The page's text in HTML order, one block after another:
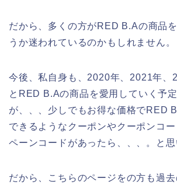
だから、多くの方がRED B.Aの商品
うか迷われているのかもしれません。
今後、私自身も、2020年、2021年、
とRED B.Aの商品を愛用していく予
が、、、少しでもお得な価格でRED
できるようなクーポンやクーポンコ
ペーンコードがあったら、、、。と思
だから、こちらのページをの方も過去